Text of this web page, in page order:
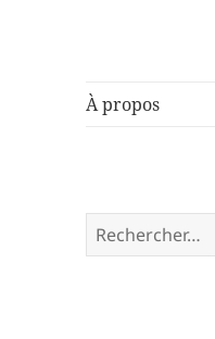
À propos
Rechercher :